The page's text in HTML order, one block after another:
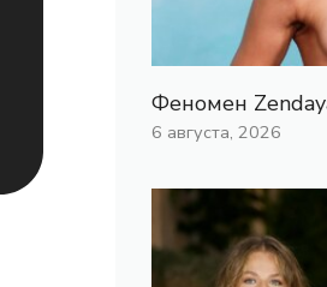
Феномен
6 августа, 2026